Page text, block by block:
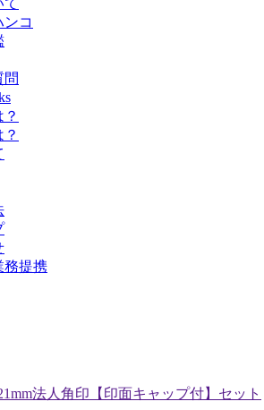
コ
問
務提携
法人角印【印面キャップ付】セット